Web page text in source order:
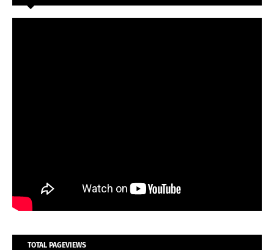
TOTAL PAGEVIEWS